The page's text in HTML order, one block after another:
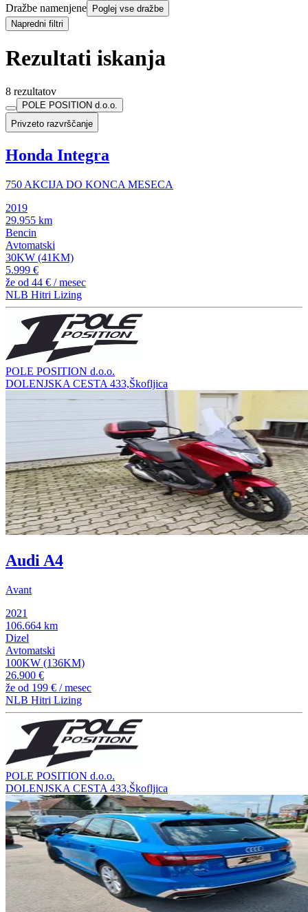
Dražbe namenjene Poglej vse dražbe
Napredni filtri
Rezultati iskanja
8 rezultatov
POLE POSITION d.o.o.
Privzeto razvrščanje
Honda Integra
750 AKCIJA DO KONCA MESECA
2019
29.955 km
Bencin
Avtomatski
30KW (41KM)
5.999 €
že od 44 € / mesec
NLB Hitri Lizing
POLE POSITION d.o.o.
DOLENJSKA CESTA 433,Škofljica
Audi A4
Avant
2021
106.664 km
Dizel
Avtomatski
100KW (136KM)
26.900 €
že od 199 € / mesec
NLB Hitri Lizing
POLE POSITION d.o.o.
DOLENJSKA CESTA 433,Škofljica